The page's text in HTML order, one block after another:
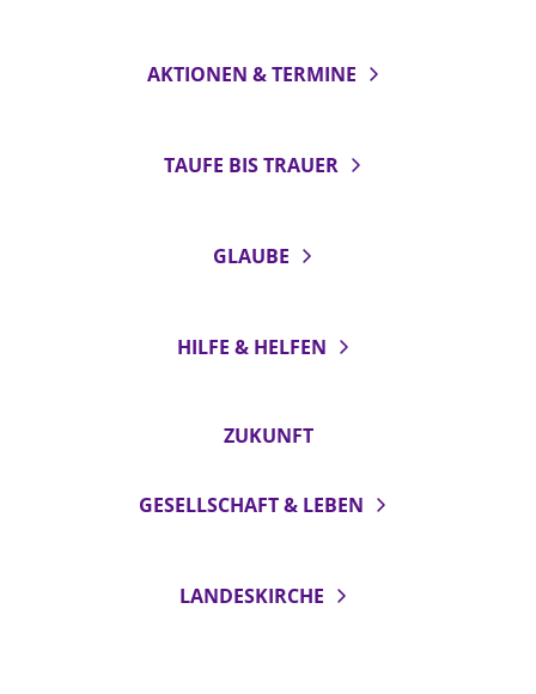
AKTIONEN & TERMINE
TAUFE BIS TRAUER
GLAUBE
HILFE & HELFEN
ZUKUNFT
GESELLSCHAFT & LEBEN
LANDESKIRCHE